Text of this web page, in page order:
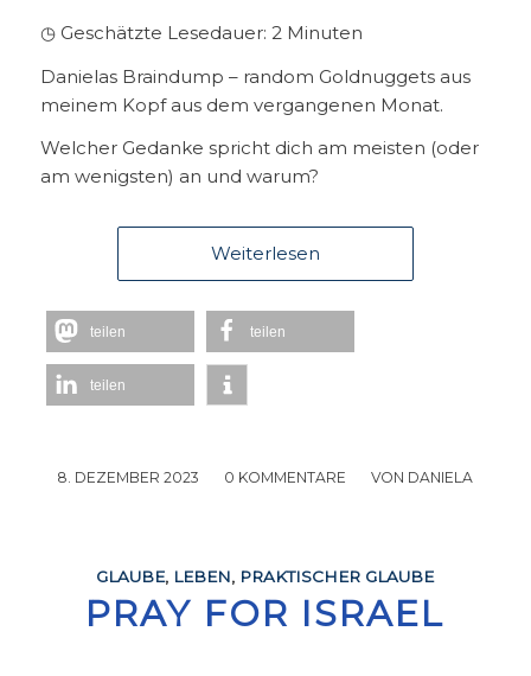
◷ Geschätzte Lesedauer: 2 Minuten
Danielas Braindump – random Goldnuggets aus
meinem Kopf aus dem vergangenen Monat.
Welcher Gedanke spricht dich am meisten (oder
am wenigsten) an und warum?
Weiterlesen
teilen teilen
teilen
8. DEZEMBER 2023
/ 0 KOMMENTARE
/ VON DANIELA
GLAUBE, LEBEN, PRAKTISCHER GLAUBE
PRAY FOR ISRAEL